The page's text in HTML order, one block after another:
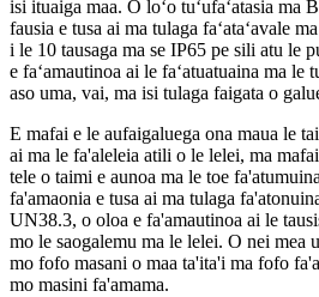
isi ituaiga maa. O loʻo tuʻufaʻatasia ma
fausia e tusa ai ma tulaga faʻataʻavale
i le 10 tausaga ma se IP65 pe sili atu le
e faʻamautinoa ai le faʻatuatuaina ma le
aso uma, vai, ma isi tulaga faigata o
E mafai e le aufaigaluega ona maua le
ai ma le fa'aleleia atili o le lelei, ma
tele o taimi e aunoa ma le toe
fa'amaonia e tusa ai ma tulaga
UN38.3, o oloa e fa'amautinoa ai le
mo le saogalemu ma le lelei. O nei mea
mo fofo masani o maa ta'ita'i ma fofo
mo masini fa'amama.